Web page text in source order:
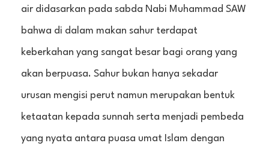
air didasarkan pada sabda Nabi Muhammad SAW
bahwa di dalam makan sahur terdapat
keberkahan yang sangat besar bagi orang yang
akan berpuasa. Sahur bukan hanya sekadar
urusan mengisi perut namun merupakan bentuk
ketaatan kepada sunnah serta menjadi pembeda
yang nyata antara puasa umat Islam dengan